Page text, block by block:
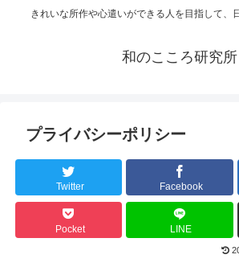
きれいな所作や心遣いができる人を目指して、
和のこころ研究所
プライバシーポリシー
Twitter Facebook
Pocket LINE